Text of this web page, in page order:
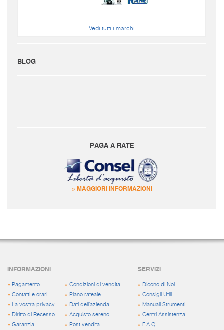
Vedi tutti i marchi
BLOG
PAGA A RATE
» MAGGIORI INFORMAZIONI
INFORMAZIONI
» Pagamento
» Contatti e orari
»
La vostra privacy
» Diritto di Recesso
» Garanzia
» Condizioni di vendita
» Piano rateale
» Dati dell'azienda
» Acquisto sereno
» Post vendita
SERVIZI
» Dicono di Noi
»Consigli Utili
» Manuali Strumenti
»Centri Assistenza
» F.A.Q.